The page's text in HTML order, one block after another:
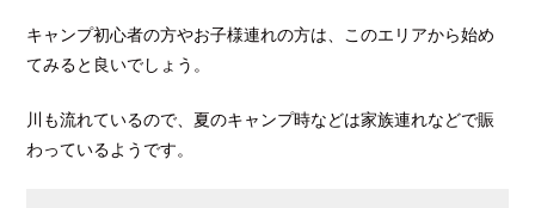
キャンプ初心者の方やお子様連れの方は、このエリアから始め
てみると良いでしょう。
川も流れているので、夏のキャンプ時などは家族連れなどで賑
わっているようです。